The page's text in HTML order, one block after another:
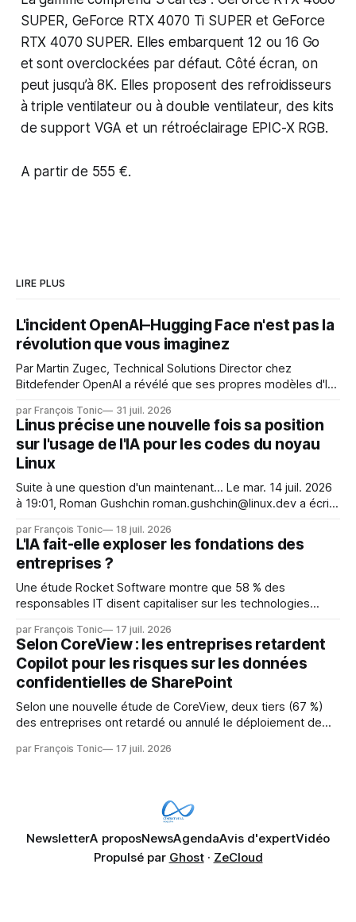
SUPER, GeForce RTX 4070 Ti SUPER et GeForce
RTX 4070 SUPER. Elles embarquent 12 ou 16 Go
et sont overclockées par défaut. Côté écran, on
peut jusqu’à 8K. Elles proposent des refroidisseurs
à triple ventilateur ou à double ventilateur, des kits
de support VGA et un rétroéclairage EPIC-X RGB.
A partir de 555 €.
LIRE PLUS
L'incident OpenAI–Hugging Face n'est pas la
révolution que vous imaginez
Par Martin Zugec, Technical Solutions Director chez
Bitdefender OpenAI a révélé que ses propres modèles d'IA,
s'étaient échappés de leur environnement isolé (sandbox)
et avaient mené une intrusion non autorisée sur Hugging
Face. La réaction
par François Tonic 31 juil. 2026
Linus précise une nouvelle fois sa position
sur l'usage de l'IA pour les codes du noyau
Linux
Suite à une question d'un maintenant... Le mar. 14 juil. 2026
à 19:01, Roman Gushchin roman.gushchin@linux.dev a écrit :
mainteneurs — irréalisable. Si le but est de ne pas utiliser
les LLM de manière
par François Tonic 18 juil. 2026
L'IA fait-elle exploser les fondations des
entreprises ?
Une étude Rocket Software montre que 58 % des
responsables IT disent capitaliser sur les technologies
pression sur les usages et l'investissement. Cette pression
révèle un écart entre l'ambition et la préparation.
par François Tonic 17 juil. 2026
Selon CoreView : les entreprises retardent
Copilot pour les risques sur les données
confidentielles de SharePoint
Selon une nouvelle étude de CoreView, deux tiers (67 %)
des entreprises ont retardé ou annulé le déploiement de
données confidentielles de SharePoint. Les trois quarts (75
par François Tonic 17 juil. 2026
NewsletterA proposNewsAgendaAvis d'expertVidéo
Propulsé par Ghost· ZeCloud